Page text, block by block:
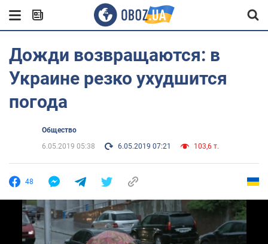
Дожди возвращаются: в
Украине резко ухудшится
погода
Общество
6.05.2019 05:38
6.05.2019 07:21 103,6 т.
48